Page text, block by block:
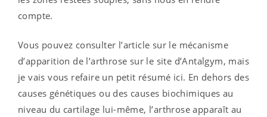
compte.
Vous pouvez consulter l’article sur le mécanisme
d’apparition de l’arthrose sur le site d’Antalgym, mais
je vais vous refaire un petit résumé ici. En dehors des
causes génétiques ou des causes biochimiques au
niveau du cartilage lui-même, l’arthrose apparaît au